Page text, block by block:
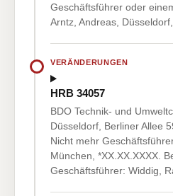
Geschäftsführer oder
Arntz, Andreas,
VERÄNDERUNGEN
HRB 34057
BDO Technik- und
Düsseldorf, Berliner Allee
Nicht mehr
München, *XX.XX.XXXX.
Geschäftsführer: Widdig,